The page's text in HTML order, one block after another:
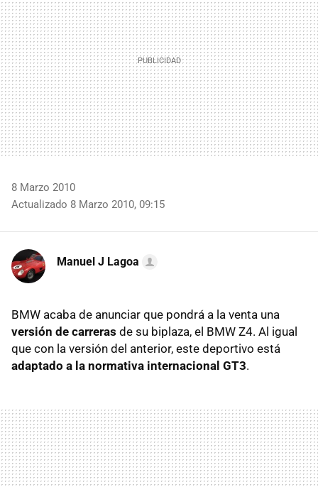
8 Marzo 2010
Actualizado 8 Marzo 2010, 09:15
Manuel J Lagoa
BMW acaba de anunciar que pondrá a la venta una
versión de carreras de su biplaza, el BMW Z4. Al igual
que con la versión del anterior, este deportivo está
adaptado a la normativa internacional GT3.